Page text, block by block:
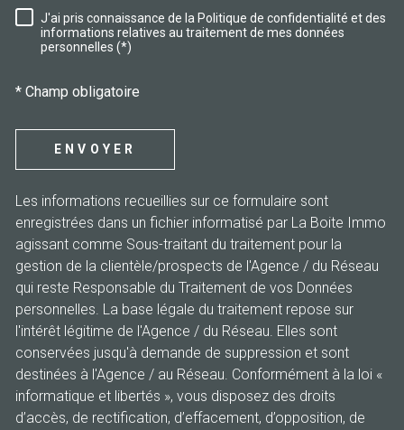
RÈGLEMENTATION
J'ai pris connaissance de la Politique de confidentialité et des
informations relatives au traitement de mes données
personnelles (*)
* Champ obligatoire
ENVOYER
Les informations recueillies sur ce formulaire sont
enregistrées dans un fichier informatisé par La Boite Immo
agissant comme Sous-traitant du traitement pour la
gestion de la clientèle/prospects de l'Agence / du Réseau
qui reste Responsable du Traitement de vos Données
personnelles. La base légale du traitement repose sur
l'intérêt légitime de l'Agence / du Réseau. Elles sont
conservées jusqu'à demande de suppression et sont
destinées à l'Agence / au Réseau. Conformément à la loi «
informatique et libertés », vous disposez des droits
d’accès, de rectification, d’effacement, d’opposition, de